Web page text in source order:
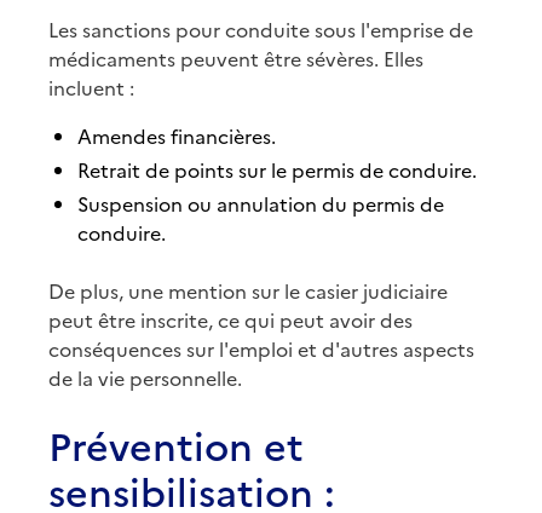
Les sanctions pour conduite sous l'emprise de
médicaments peuvent être sévères. Elles
incluent :
Amendes financières.
Retrait de points sur le permis de conduire.
Suspension ou annulation du permis de
conduire.
De plus, une mention sur le casier judiciaire
peut être inscrite, ce qui peut avoir des
conséquences sur l'emploi et d'autres aspects
de la vie personnelle.
Prévention et
sensibilisation :